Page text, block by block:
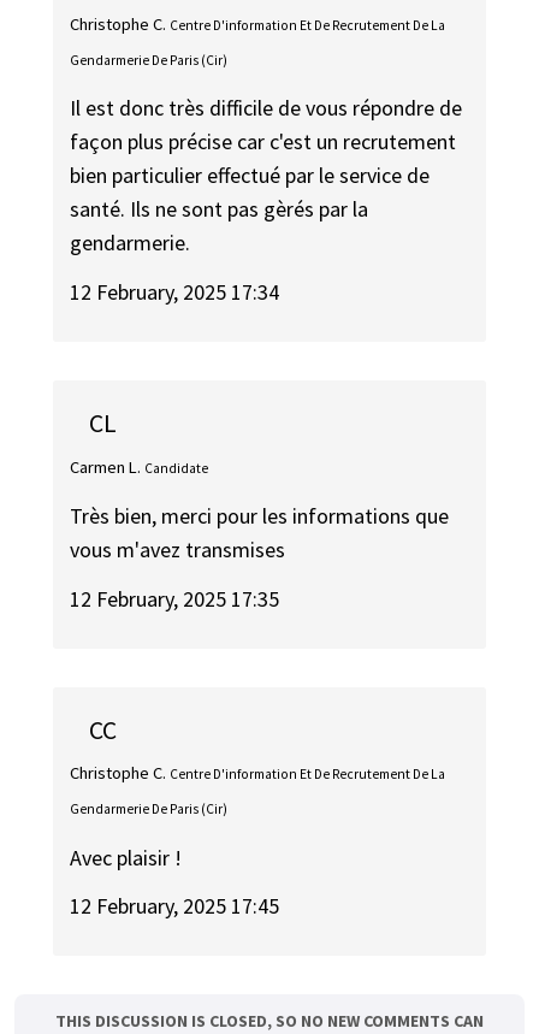
Christophe C. Centre D'information Et De Recrutement De La
Gendarmerie De Paris (Cir)
Il est donc très difficile de vous répondre de
façon plus précise car c'est un recrutement
bien particulier effectué par le service de
santé. Ils ne sont pas gèrés par la
gendarmerie.
12 February, 2025 17:34
CL
Carmen L. Candidate
Très bien, merci pour les informations que
vous m'avez transmises
12 February, 2025 17:35
CC
Christophe C. Centre D'information Et De Recrutement De La
Gendarmerie De Paris (Cir)
Avec plaisir !
12 February, 2025 17:45
THIS DISCUSSION IS CLOSED, SO NO NEW COMMENTS CAN